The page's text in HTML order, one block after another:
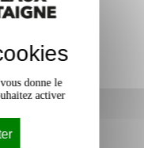
donne le
activer